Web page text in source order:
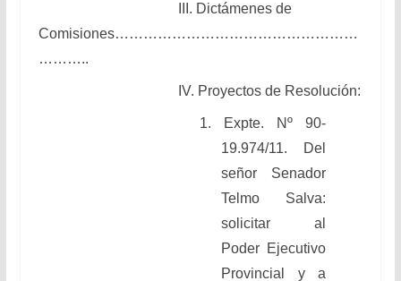
III. Dictámenes de
Comisiones……………………………………………
………..
IV. Proyectos de Resolución:
1.
Expte. Nº 90-
19.974/11. Del
señor Senador
Telmo Salva:
solicitar al
Poder Ejecutivo
Provincial y a